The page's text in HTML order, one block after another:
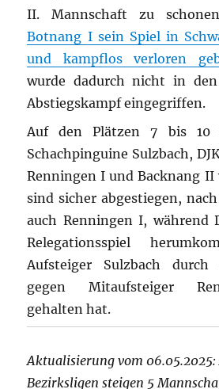
II. Mannschaft zu
Botnang I sein Spiel in
und kampflos verloren
wurde dadurch nicht in
Abstiegskampf eingegriffen.
Auf den Plätzen 7 bis 10
Schachpinguine Sulzbach,
Renningen I und Backnang
sind sicher abgestiegen,
auch Renningen I, während
Relegationsspiel
Aufsteiger Sulzbach durch
gegen Mitaufsteiger
gehalten hat.
Aktualisierung vom 06.05.2025:
Bezirksligen steigen 5